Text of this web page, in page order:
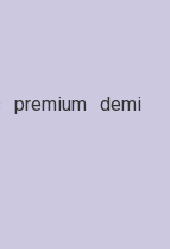
premium demi